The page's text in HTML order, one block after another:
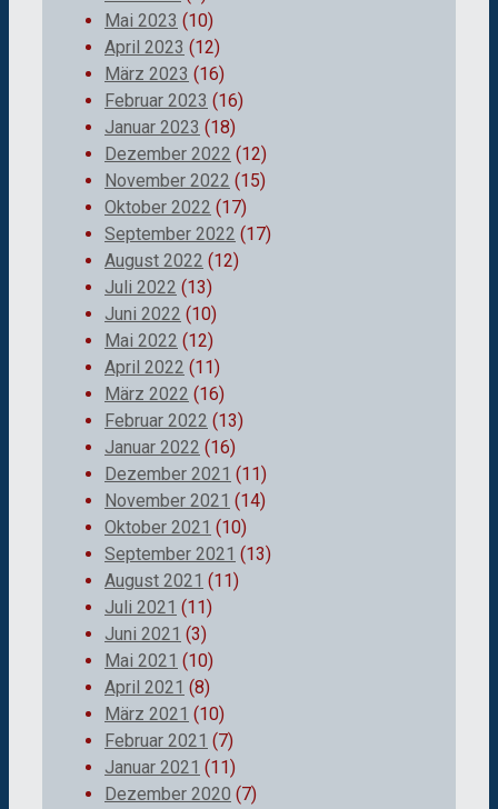
Mai 2023 (10)
April 2023 (12)
März 2023 (16)
Februar 2023 (16)
Januar 2023 (18)
Dezember 2022 (12)
November 2022 (15)
Oktober 2022 (17)
September 2022 (17)
August 2022 (12)
Juli 2022 (13)
Juni 2022 (10)
Mai 2022 (12)
April 2022 (11)
März 2022 (16)
Februar 2022 (13)
Januar 2022 (16)
Dezember 2021 (11)
November 2021 (14)
Oktober 2021 (10)
September 2021 (13)
August 2021 (11)
Juli 2021 (11)
Juni 2021 (3)
Mai 2021 (10)
April 2021 (8)
März 2021 (10)
Februar 2021 (7)
Januar 2021 (11)
Dezember 2020 (7)